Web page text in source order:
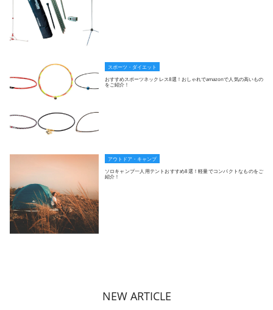
スポーツ・ダイエット
おすすめスポーツネックレス8選！おしゃれでamazonで人気の高いもの
をご紹介！
アウトドア・キャンプ
ソロキャンプ一人用テントおすすめ8選！軽量でコンパクトなものをご
紹介！
NEW ARTICLE